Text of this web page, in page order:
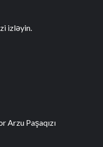
izləyin.
Arzu Paşaqızı